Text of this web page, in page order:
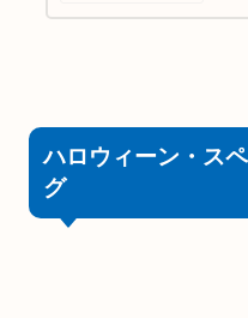
る、
ハロウィーン・ス
グ